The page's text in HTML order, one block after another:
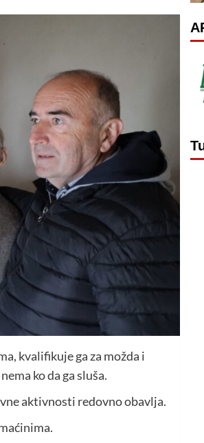
kvalifikuje ga za možda i
ko da ga sluša.
aktivnosti redovno obavlja.